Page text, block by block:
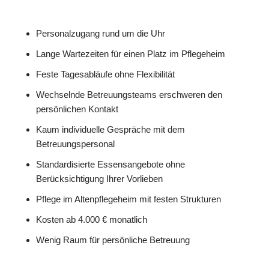
Personalzugang rund um die Uhr
Lange Wartezeiten für einen Platz im Pflegeheim
Feste Tagesabläufe ohne Flexibilität
Wechselnde Betreuungsteams erschweren den
persönlichen Kontakt
Kaum individuelle Gespräche mit dem
Betreuungspersonal
Standardisierte Essensangebote ohne
Berücksichtigung Ihrer Vorlieben
Pflege im Altenpflegeheim mit festen Strukturen
Kosten ab 4.000 € monatlich
Wenig Raum für persönliche Betreuung